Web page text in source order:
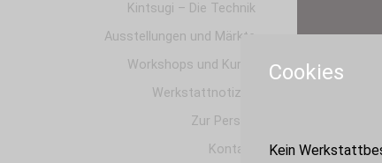
Kintsugi – Die Technik
Ausstellungen und Märkte
Workshops und Kurse
Werkstattnotizen
Zur Person
Kontakt
Cookies
Kein